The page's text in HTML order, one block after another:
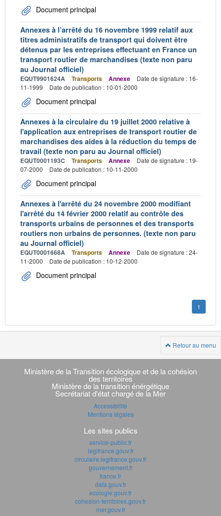
Document principal
Annexes à l’arrêté du 16 novembre 1999 relatif aux
titres administratifs de transport qui doivent être
détenus par les entreprises effectuant en France un
transport routier de marchandises (texte non paru
au Journal officiel)
EQUT9901624A Transports Annexe
Date de signature : 16-
11-1999
Date de publication : 10-01-2000
Document principal
Annexes à la circulaire du 19 juillet 2000 relative à
l'application aux entreprises de transport routier de
marchandises des aides à la réduction du temps de
travail (texte non paru au Journal officiel)
EQUT0001193C Transports Annexe
Date de signature : 19-
07-2000
Date de publication : 10-11-2000
Document principal
Annexes à l'arrêté du 24 novembre 2000 modifiant
l'arrêté du 14 février 2000 relatif au contrôle des
transports urbains de personnes et des transports
routiers non urbains de personnes. (texte non paru
au Journal officiel)
EQUT0001668A Transports Annexe
Date de signature : 24-
11-2000
Date de publication : 10-12-2000
Document principal
1
Retour au menu
Navigation
transverse
Ministère de la Transition écologique et de la cohésion
des territoires
Ministère de la transition énérgétique
Secrétariat d'état chargé de la Mer
Accessibilité
Mentions légales
Les sites publics
service-public.fr
legifrance.gouv.fr
circulaire.legifrance.gouv.fr
gouvernement.fr
france.fr
data.gouv.fr
ecologie.gouv.fr
cohesion-territoires.gouv.fr
mer.gouv.fr